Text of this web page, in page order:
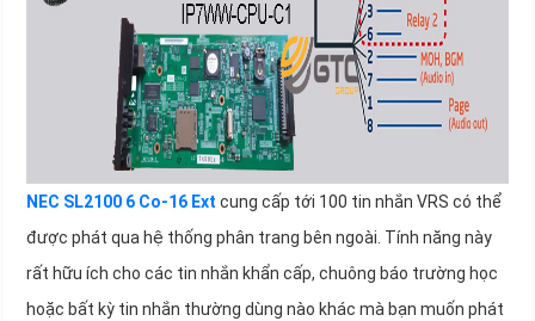
NEC SL2100 6 Co-16 Ext cung cấp tới 100 tin nhắn VRS có thể
được phát qua hệ thống phân trang bên ngoài. Tính năng này
rất hữu ích cho các tin nhắn khẩn cấp, chuông báo trường học
hoặc bất kỳ tin nhắn thường dùng nào khác mà bạn muốn phát